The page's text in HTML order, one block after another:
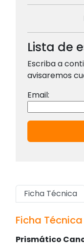
Lista de
Escriba a
avisaremos
Email:
Ficha Técnica
Ficha Técnica
Prismático